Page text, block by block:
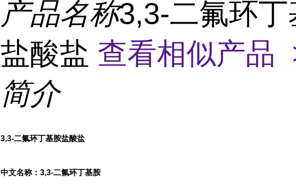
产品名称3,3-二氟环丁
盐酸盐 查看相似产品
简介
3,3-二氟环丁基胺盐酸盐
中文名称：3,3-二氟环丁基胺